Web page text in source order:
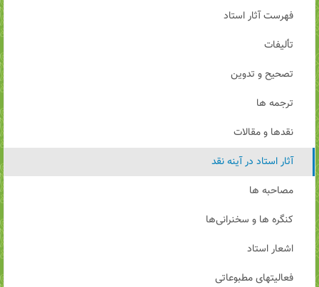
فهرست آثار استاد
تألیفات
تصحیح و تدوین
ترجمه ها
نقدها و مقالات
آثار استاد در آینه نقد
مصاحبه ها
کنگره ها و سخنرانی‌ها
اشعار استاد
فعالیتهای مطبوعاتی